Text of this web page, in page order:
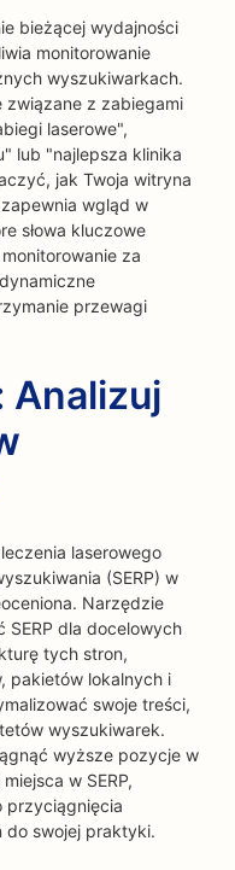
bieżącej wydajności
monitorowanie
wyszukiwarkach.
związane z zabiegami
laserowe",
lub "najlepsza klinika
jak Twoja witryna
wgląd w
słowa kluczowe
za
przewagi
Analizuj
laserowego
(SERP) w
Narzędzie
SERP dla docelowych
tych stron,
pakietów lokalnych i
swoje treści,
wyszukiwarek.
wyższe pozycje w
w SERP,
przyciągnięcia
do swojej praktyki.